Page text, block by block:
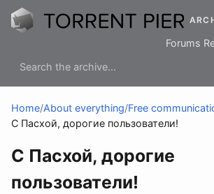
Forums
Home/About everything/Free
С Пасхой, дорогие пользователи!
С Пасхой, дорогие
пользователи!